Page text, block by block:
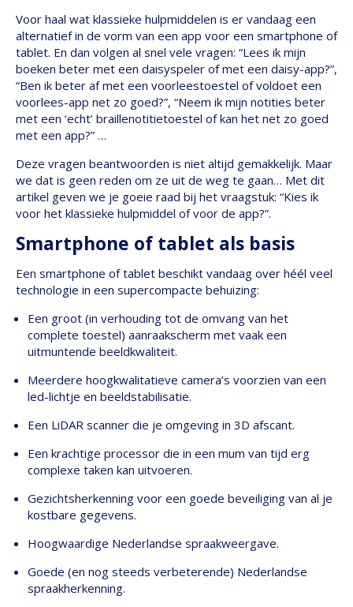
Voor haal wat klassieke hulpmiddelen is er vandaag een
alternatief in de vorm van een app voor een smartphone of
tablet. En dan volgen al snel vele vragen: “Lees ik mijn
boeken beter met een daisyspeler of met een daisy-app?”,
“Ben ik beter af met een voorleestoestel of voldoet een
voorlees-app net zo goed?”, “Neem ik mijn notities beter
met een ‘echt’ braillenotitietoestel of kan het net zo goed
met een app?” …
Deze vragen beantwoorden is niet altijd gemakkelijk. Maar
we dat is geen reden om ze uit de weg te gaan… Met dit
artikel geven we je goeie raad bij het vraagstuk: “Kies ik
voor het klassieke hulpmiddel of voor de app?”.
Smartphone of tablet als basis
Een smartphone of tablet beschikt vandaag over héél veel
technologie in een supercompacte behuizing:
Een groot (in verhouding tot de omvang van het
complete toestel) aanraakscherm met vaak een
uitmuntende beeldkwaliteit.
Meerdere hoogkwalitatieve camera’s voorzien van een
led-lichtje en beeldstabilisatie.
Een LiDAR scanner die je omgeving in 3D afscant.
Een krachtige processor die in een mum van tijd erg
complexe taken kan uitvoeren.
Gezichtsherkenning voor een goede beveiliging van al je
kostbare gegevens.
Hoogwaardige Nederlandse spraakweergave.
Goede (en nog steeds verbeterende) Nederlandse
spraakherkenning.